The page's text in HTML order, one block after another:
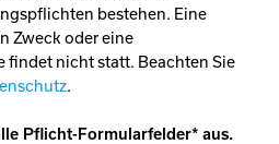
bestehen. Eine
Zweck oder eine
findet nicht statt. Beachten Sie
.
Pflicht-Formularfelder* aus.